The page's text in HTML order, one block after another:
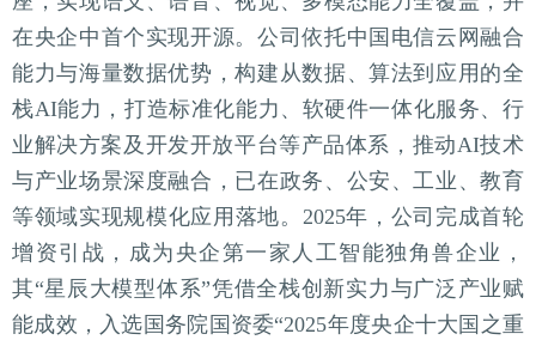
在央企中首个实现开源。公司依托中国电信云网融合
能力与海量数据优势，构建从数据、算法到应用的全
栈AI能力，打造标准化能力、软硬件一体化服务、行
业解决方案及开发开放平台等产品体系，推动AI技术
与产业场景深度融合，已在政务、公安、工业、教育
等领域实现规模化应用落地。2025年，公司完成首轮
增资引战，成为央企第一家人工智能独角兽企业，
其“星辰大模型体系”凭借全栈创新实力与广泛产业赋
能成效，入选国务院国资委“2025年度央企十大国之重